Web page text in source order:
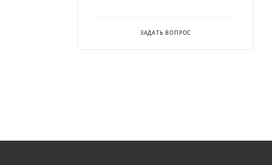
ЗАДАТЬ ВОПРОС